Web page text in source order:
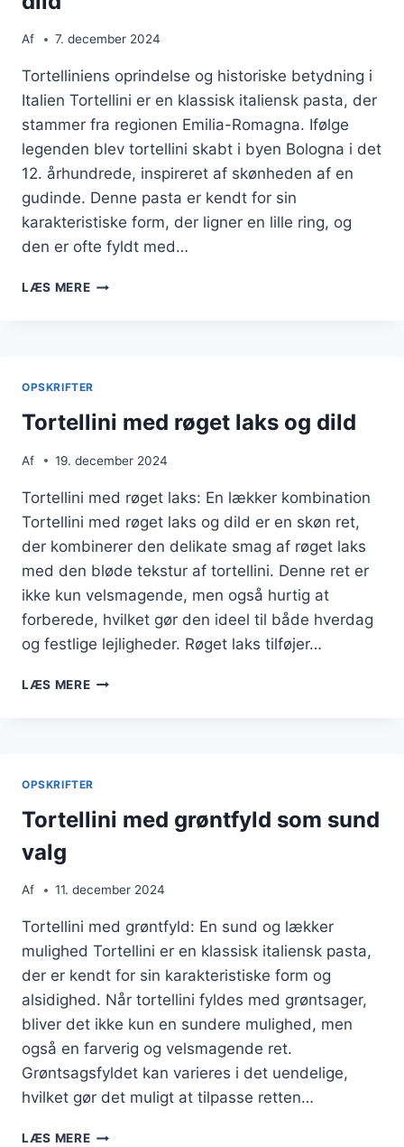
Af 7. december 2024
Tortelliniens oprindelse og historiske betydning i
Italien Tortellini er en klassisk italiensk pasta, der
stammer fra regionen Emilia-Romagna. Ifølge
legenden blev tortellini skabt i byen Bologna i det
12. århundrede, inspireret af skønheden af en
gudinde. Denne pasta er kendt for sin
karakteristiske form, der ligner en lille ring, og
den er ofte fyldt med…
LÆS MERETORTELLINI
OPSKRIFTER
Tortellini med røget laks og dild
Af 19. december 2024
Tortellini med røget laks: En lækker kombination
Tortellini med røget laks og dild er en skøn ret,
der kombinerer den delikate smag af røget laks
med den bløde tekstur af tortellini. Denne ret er
ikke kun velsmagende, men også hurtig at
forberede, hvilket gør den ideel til både hverdag
og festlige lejligheder. Røget laks tilføjer…
LÆS MERETORTELLINI
OPSKRIFTER
Tortellini med grøntfyld som sund
valg
Af 11. december 2024
Tortellini med grøntfyld: En sund og lækker
mulighed Tortellini er en klassisk italiensk pasta,
der er kendt for sin karakteristiske form og
alsidighed. Når tortellini fyldes med grøntsager,
bliver det ikke kun en sundere mulighed, men
også en farverig og velsmagende ret.
Grøntsagsfyldet kan varieres i det uendelige,
hvilket gør det muligt at tilpasse retten…
LÆS MERETORTELLINI